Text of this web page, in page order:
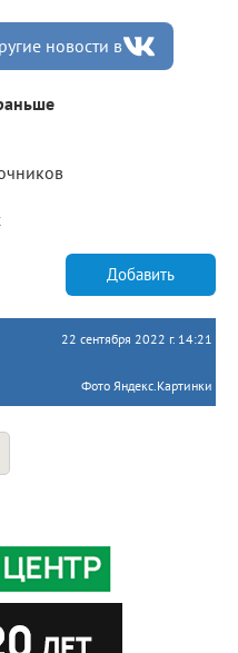
новости в
Добавить
22 сентября 2022 г. 14:21
Фото Яндекс.Картинки